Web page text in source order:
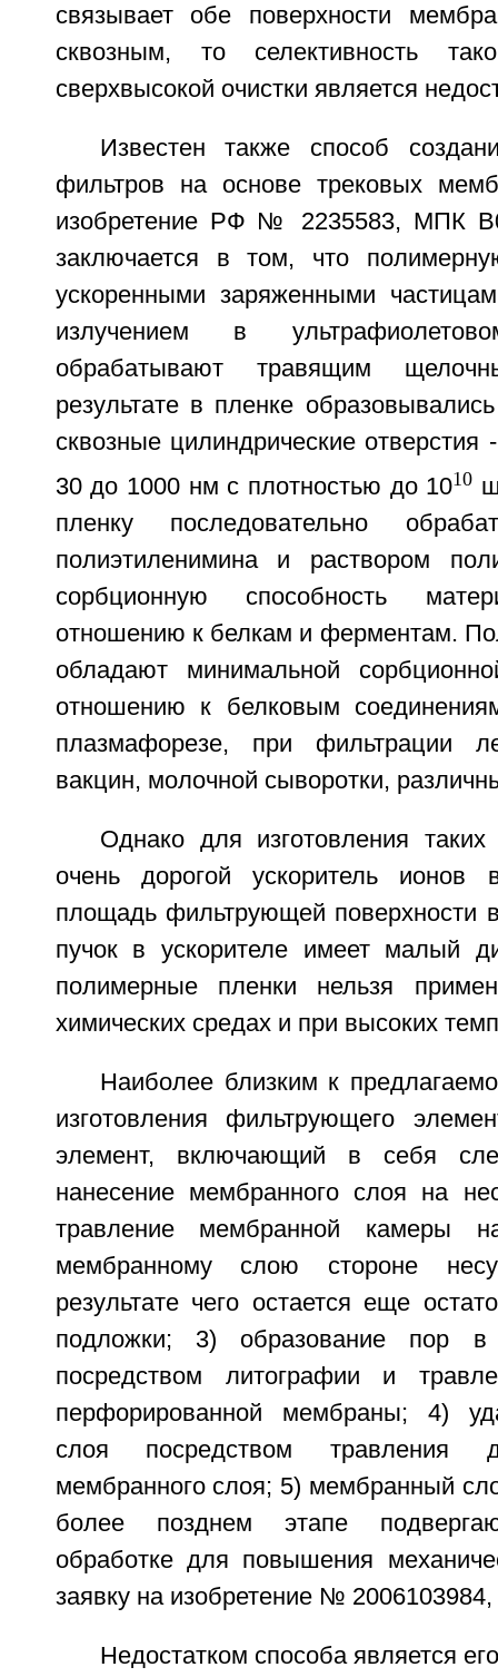
связывает обе поверхности
сквозным, то селективность
сверхвысокой очистки является
Известен также способ
фильтров на основе трековых
изобретение РФ № 2235583, МПК
заключается в том, что
ускоренными заряженными
излучением в
обрабатывают травящим
результате в пленке
сквозные цилиндрические
30 до 1000 нм с плотностью до 1010
пленку последовательно
полиэтиленимина и раствором
сорбционную способность
отношению к белкам и ферментам.
обладают минимальной
отношению к белковым
плазмафорезе, при фильтрации
вакцин, молочной сыворотки,
Однако для изготовления
очень дорогой ускоритель ионов
площадь фильтрующей поверхности
пучок в ускорителе имеет малый
полимерные пленки нельзя
химических средах и при высоких
Наиболее близким к
изготовления фильтрующего
элемент, включающий в себя
нанесение мембранного слоя на
травление мембранной камеры
мембранному слою стороне
результате чего остается еще
подложки; 3) образование пор
посредством литографии и
перфорированной мембраны; 4)
слоя посредством травления
мембранного слоя; 5) мембранный
более позднем этапе
обработке для повышения
заявку на изобретение №
Недостатком способа является